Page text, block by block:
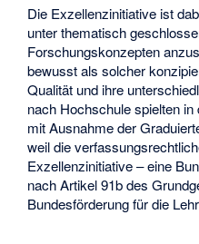
Die Exzellenzinitiative ist
unter thematisch
Forschungskonzepten
bewusst als solcher
Qualität und ihre
nach Hochschule spielten
mit Ausnahme der
weil die
Exzellenzinitiative – eine
nach Artikel 91b des
Bundesförderung für die